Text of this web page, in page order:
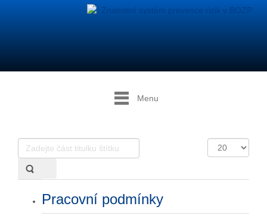
Menu
Zadejte
část
titulku
štítku
Počet
zobrazení
Pracovní podmínky